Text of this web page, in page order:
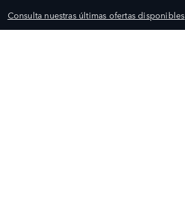
Consulta nuestras últimas ofertas disponibles